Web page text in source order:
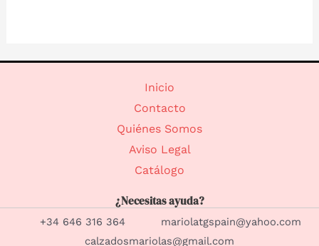
Inicio
Contacto
Quiénes Somos
Aviso Legal
Catálogo
¿Necesitas ayuda?
+34 646 316 364 mariolatgspain@yahoo.com
calzadosmariolas@gmail.com